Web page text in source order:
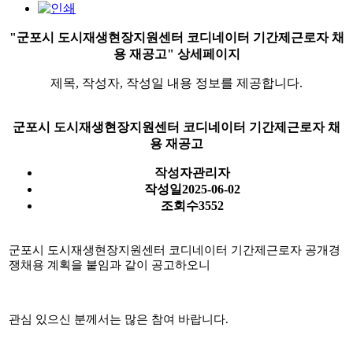
"군포시 도시재생현장지원센터 코디네이터 기간제근로자 채
용 재공고" 상세페이지
제목, 작성자, 작성일 내용 정보를 제공합니다.
군포시 도시재생현장지원센터 코디네이터 기간제근로자 채
용 재공고
작성자관리자
작성일2025-06-02
조회수3552
군포시 도시재생현장지원센터 코디네이터 기간제근로자 공개경
쟁채용 계획을 붙임과 같이 공고하오니
관심 있으신 분께서는 많은 참여 바랍니다.